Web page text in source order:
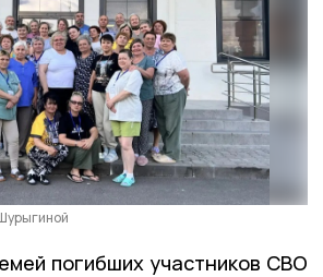
погибших участников СВО